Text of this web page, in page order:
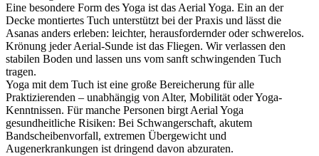
Eine besondere Form des Yoga ist das Aerial Yoga. Ein an der
Decke montiertes Tuch unterstützt bei der Praxis und lässt die
Asanas anders erleben: leichter, herausfordernder oder schwerelos.
Krönung jeder Aerial-Sunde ist das Fliegen. Wir verlassen den
stabilen Boden und lassen uns vom sanft schwingenden Tuch
tragen.
Yoga mit dem Tuch ist eine große Bereicherung für alle
Praktizierenden – unabhängig von Alter, Mobilität oder Yoga-
Kenntnissen. Für manche Personen birgt Aerial Yoga
gesundheitliche Risiken: Bei Schwangerschaft, akutem
Bandscheibenvorfall, extremen Übergewicht und
Augenerkrankungen ist dringend davon abzuraten.